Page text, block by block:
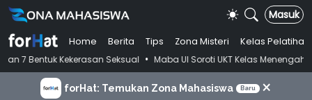
Masuk
Home Berita Tips Zona Misteri
Kelas Pelatihan
Seksual • Maba UI Soroti UKT Kelas Menengah, Jawaban
forHat: Temukan Zona Mahasiswa Baru ×